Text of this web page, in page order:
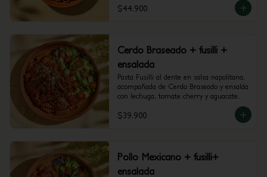
tomate cherry y pesto.
$44.900
Cerdo Braseado + fusilli +
ensalada
Pasta Fusilli al dente en salsa napolitana,
acompañada de Cerdo Braseado y ensalda
con lechuga, tomate cherry y aguacate.
$39.900
Pollo Mexicano + fusilli+
ensalada